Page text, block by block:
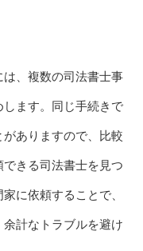
、複数の司法書士事
ます。同じ手続きで
ありますので、比較
きる司法書士を見つ
に依頼することで、
計なトラブルを避け